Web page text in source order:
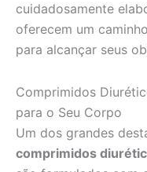
cuidadosamente
oferecem um
para alcançar seus
Comprimidos
para o Seu Corpo
Um dos grandes
comprimidos